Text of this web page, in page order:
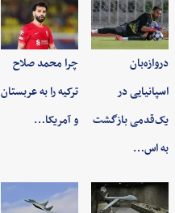
دروازه‌بان
اسپانیایی در
یک‌قدمی بازگشت
به اس…
چرا محمد صلاح
ترکیه را به عربستان
و آمریکا…